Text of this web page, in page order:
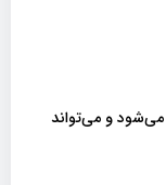
و می‌تواند